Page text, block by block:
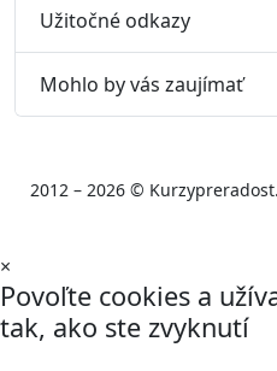
Užitočné odkazy
Mohlo by vás zaujímať
2012 – 2026 ©
×
Povoľte cookies a
tak, ako ste zvyknutí